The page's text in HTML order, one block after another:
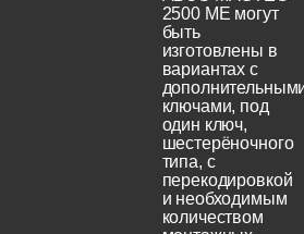
2500 ME могут
быть
изготовлены в
вариантах с
ключами, под
один ключ,
шестерёночного
типа, с
перекодировкой
и необходимым
количеством